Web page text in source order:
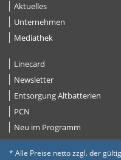
Aktuelles
Unternehmen
Mediathek
Linecard
Newsletter
Entsorgung Altbatterien
PCN
Neu im Programm
* Alle Preise netto zzgl. der